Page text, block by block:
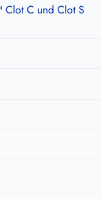
Clot C und Clot S